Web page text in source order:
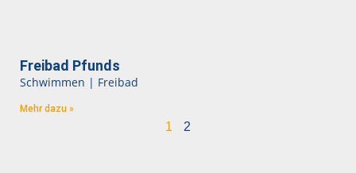
Freibad Pfunds
Schwimmen | Freibad
Mehr dazu »
1 2